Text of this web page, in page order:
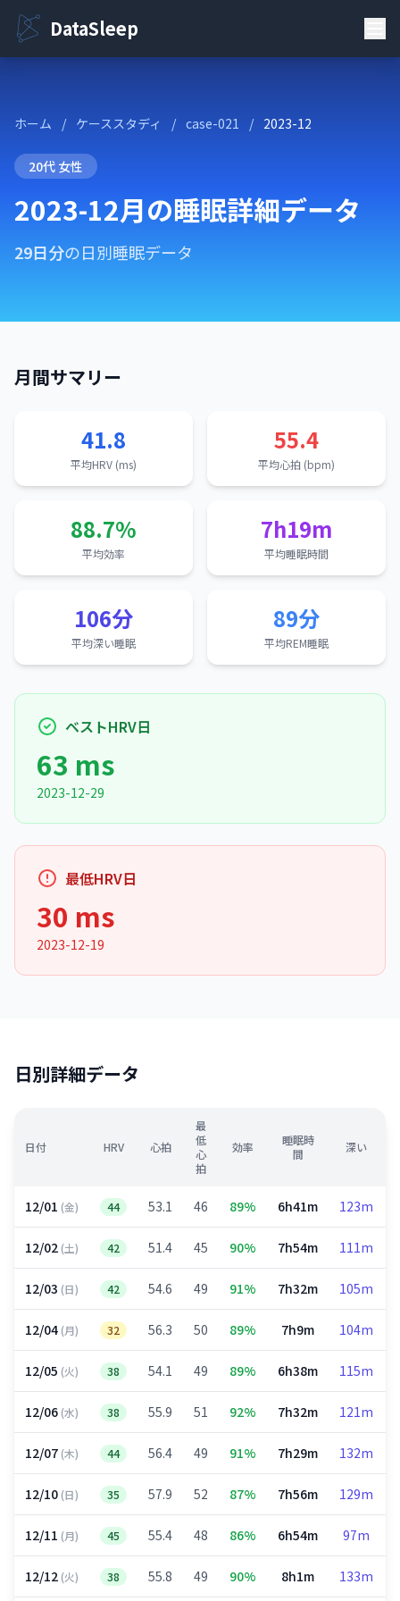
DataSleep
ホーム / ケーススタディ / case-021 / 2023-12
20代 女性
2023-12月の睡眠詳細データ
29日分の日別睡眠データ
月間サマリー
41.8
平均HRV (ms)
55.4
平均心拍 (bpm)
88.7%
平均効率
7h19m
平均睡眠時間
106分
平均深い睡眠
89分
平均REM睡眠
ベストHRV日
63 ms
2023-12-29
最低HRV日
30 ms
2023-12-19
日別詳細データ
日付 HRV 心拍
最
低
心
拍
効率
睡眠時
間
深い
12/01 (金) 44 53.1 46 89% 6h41m 123m
12/02(土) 42 51.4 45 90% 7h54m 111m
12/03 (日) 42 54.6 49 91% 7h32m 105m
12/04(月) 32 56.3 50 89% 7h9m 104m
12/05 (火) 38 54.1 49 89% 6h38m 115m
12/06(水) 38 55.9 51 92% 7h32m 121m
12/07(木) 44 56.4 49 91% 7h29m 132m
12/10(日) 35 57.9 52 87% 7h56m 129m
12/11 (月) 45 55.4 48 86% 6h54m 97m
12/12(火) 38 55.8 49 90% 8h1m 133m